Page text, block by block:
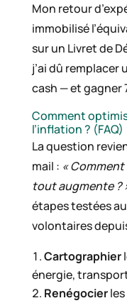
Mon retour
immobilisé
sur un Livret de
j’ai dû remplacer
cash — et gagner
Comment
l’inflation ? (FAQ)
La question
mail : «
tout augmente ?
étapes testées
volontaires
Cartographier
énergie,
Renégocierles